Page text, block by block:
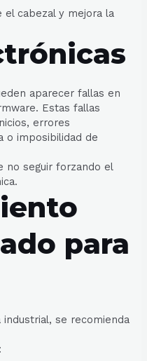
el cabezal y mejora la
aparecer fallas en
Estas fallas
errores
o imposibilidad de
no seguir forzando el
para
se recomienda